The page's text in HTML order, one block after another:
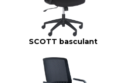
SCOTT basculant